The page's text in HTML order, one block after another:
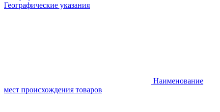
Географические указания
Наименование
мест происхождения товаров